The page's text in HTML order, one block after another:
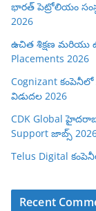
భారత్ పెట్రోలియం
2026
ఉచిత శిక్షణ మరియు
Placements 2026
Cognizant
విడుదల 2026
CDK Global
Support జాబ్స్
Telus Digital
Recent